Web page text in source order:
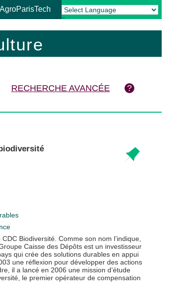
Powered by Translate
RECHERCHE AVANCÉE
Biodiversité. Comme son nom l’indique,
Caisse des Dépôts est un investisseur
qui crée des solutions durables en appui
une réflexion pour développer des actions
il a lancé en 2006 une mission d’étude
le premier opérateur de compensation